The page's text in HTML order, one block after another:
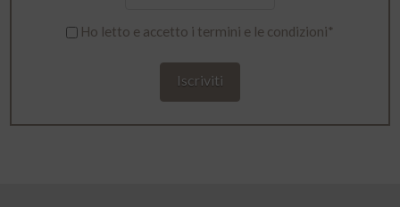
Ho letto e accetto i termini e le condizioni*